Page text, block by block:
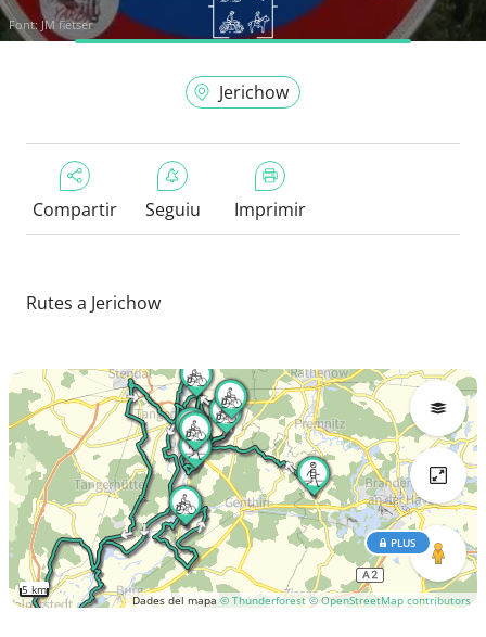
Font: JM fietser
Jerichow
Compartir Seguiu Imprimir
Rutes a Jerichow
Dades del mapa © Thunderforest © OpenStreetMap contributors
PLUS
5 km